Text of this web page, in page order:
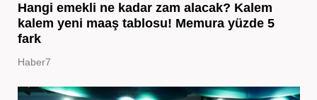
Hangi emekli ne kadar zam alacak? Kalem
kalem yeni maaş tablosu! Memura yüzde 5
fark
Haber7